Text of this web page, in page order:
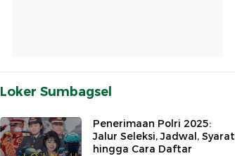
Loker Sumbagsel
Penerimaan Polri 2025:
Jalur Seleksi, Jadwal, Syarat
hingga Cara Daftar